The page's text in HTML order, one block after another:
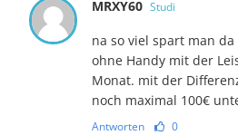
MRXY60 Studi
na so viel spart man
ohne Handy mit der
Monat. mit der
noch maximal 100€
Antworten 0